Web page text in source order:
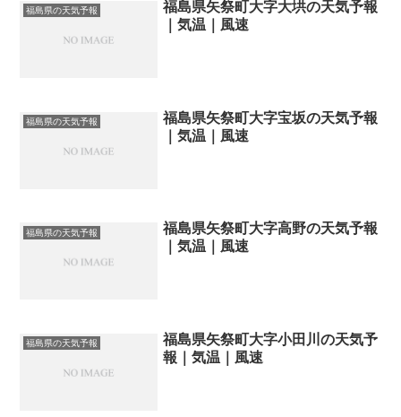
福島県の天気予報
福島県矢祭町大字大垬の天気予報
｜気温｜風速
福島県の天気予報
福島県矢祭町大字宝坂の天気予報
｜気温｜風速
福島県の天気予報
福島県矢祭町大字高野の天気予報
｜気温｜風速
福島県の天気予報
福島県矢祭町大字小田川の天気予
報｜気温｜風速